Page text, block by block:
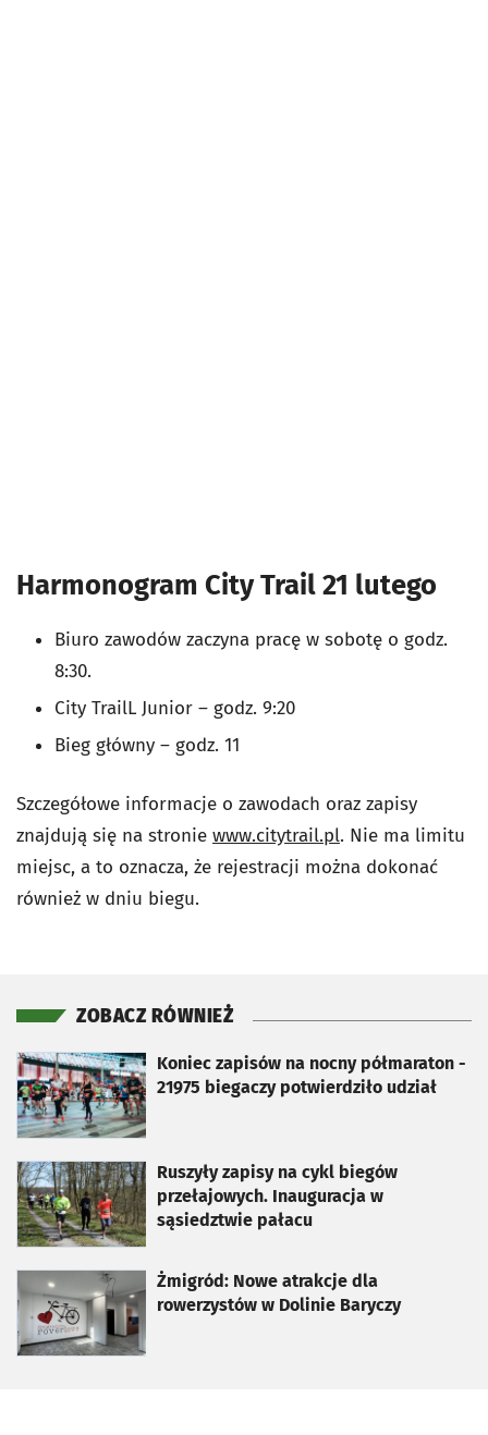
Harmonogram City Trail 21 lutego
Biuro zawodów zaczyna pracę w sobotę o godz.
8:30.
City TrailL Junior – godz. 9:20
Bieg główny – godz. 11
Szczegółowe informacje o zawodach oraz zapisy
znajdują się na stronie www.citytrail.pl. Nie ma limitu
miejsc, a to oznacza, że rejestracji można dokonać
również w dniu biegu.
ZOBACZ RÓWNIEŻ
Koniec zapisów na nocny półmaraton -
21975 biegaczy potwierdziło udział
otworzy się w nowej karcie
Ruszyły zapisy na cykl biegów
przełajowych. Inauguracja w
sąsiedztwie pałacu
otworzy się w nowej karcie
Żmigród: Nowe atrakcje dla
rowerzystów w Dolinie Baryczy
otworzy się w nowej karcie